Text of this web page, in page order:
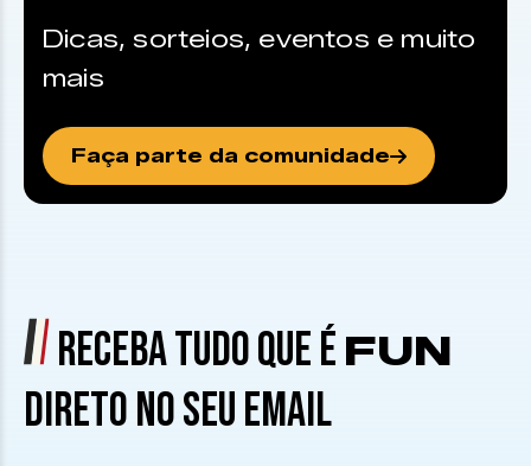
Dicas, sorteios, eventos e muito
mais
Faça parte da comunidade
RECEBA TUDO QUE É FUN
DIRETO NO SEU EMAIL